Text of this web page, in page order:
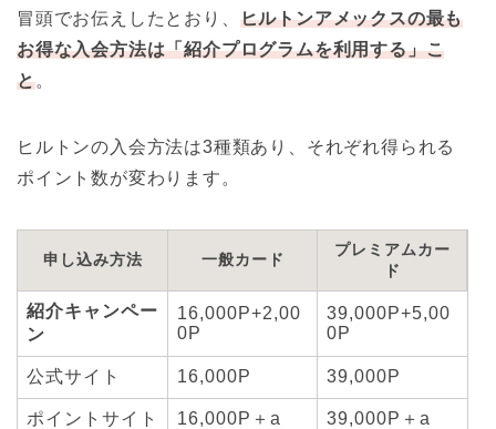
冒頭でお伝えしたとおり、 ヒルトンアメックスの最も
お得な入会方法は「紹介プログラムを利用する」こ
と。
ヒルトンの入会方法は3種類あり、それぞれ得られる
ポイント数が変わります。
申し込み方法 一般カード
プレミアムカー
ド
紹介キャンペー
ン
16,000P+2,00
0P
39,000P+5,00
0P
公式サイト 16,000P 39,000P
ポイントサイト 16,000P＋a 39,000P＋a